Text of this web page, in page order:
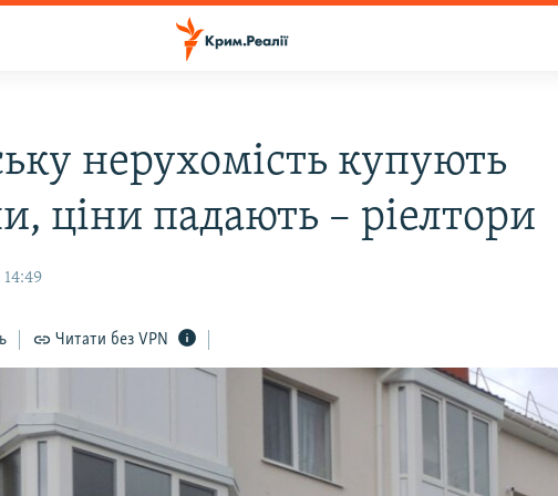
нерухомість купують
ціни падають – ріелтори
14:49
Читати без VPN